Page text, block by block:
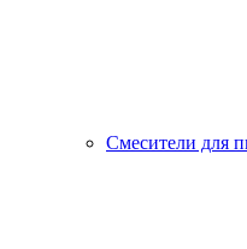
Смесители для